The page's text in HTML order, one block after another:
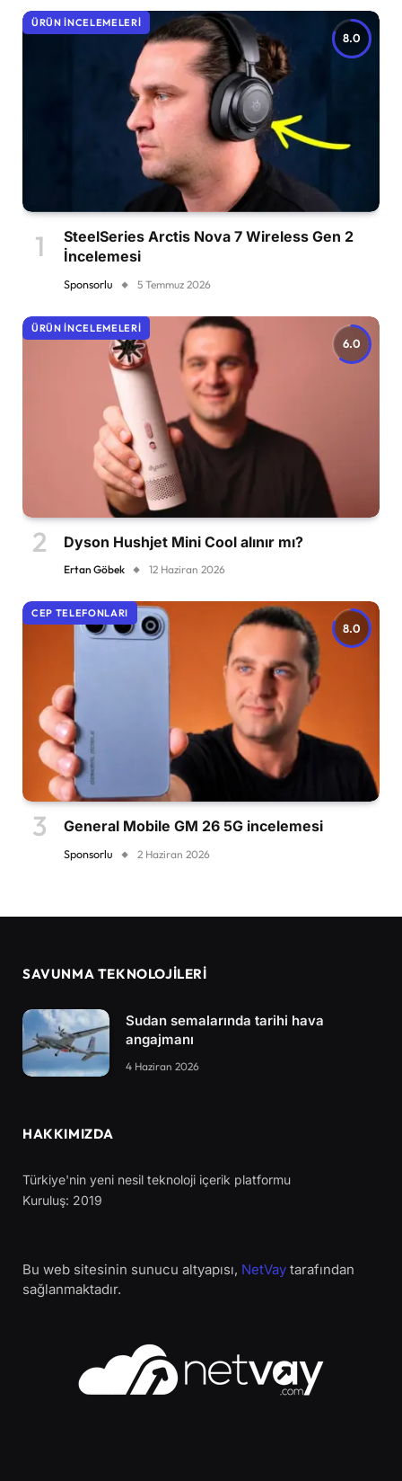
8.0
ÜRÜN İNCELEMELERI
SteelSeries Arctis Nova 7 Wireless Gen 2
İncelemesi
Sponsorlu 5 Temmuz 2026
6.0
ÜRÜN İNCELEMELERI
Dyson Hushjet Mini Cool alınır mı?
Ertan Göbek 12 Haziran 2026
8.0
CEP TELEFONLARI
General Mobile GM 26 5G incelemesi
Sponsorlu 2 Haziran 2026
SAVUNMA TEKNOLOJİLERİ
Sudan semalarında tarihi hava
angajmanı
4 Haziran 2026
HAKKIMIZDA
Türkiye'nin yeni nesil teknoloji içerik platformu
Kuruluş: 2019
Bu web sitesinin sunucu altyapısı, NetVay tarafından
sağlanmaktadır.